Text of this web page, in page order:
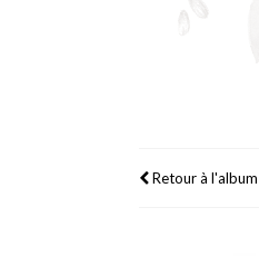
Retour à l'album